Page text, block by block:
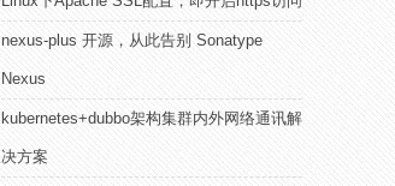
nexus-plus 开源，从此告别 Sonatype
Nexus
kubernetes+dubbo架构集群内外网络通讯解
决方案